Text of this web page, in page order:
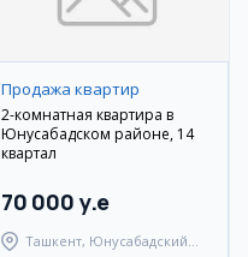
Продажа квартир
2-комнатная квартира в
Юнусабадском районе, 14
квартал
70 000 y.e
Ташкент, Юнусабадский